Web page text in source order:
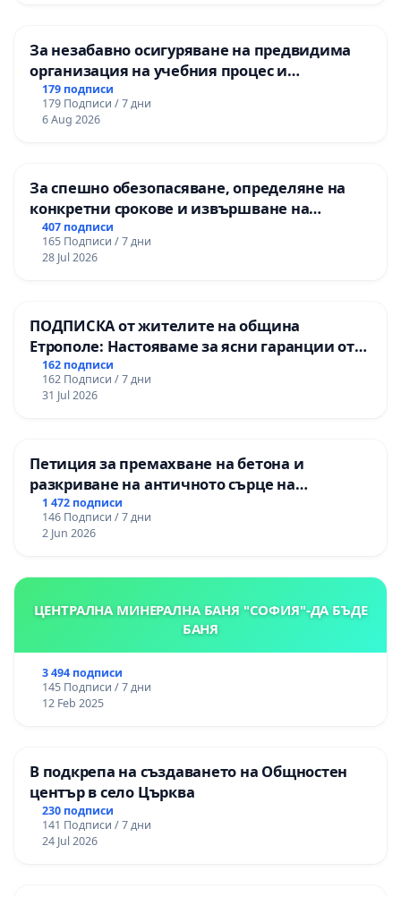
За незабавно осигуряване на предвидима
организация на учебния процес и
гарантиране на правото на равнопоставено
и качествено образование на учениците от
ОУ „Княз Александър I“ и Хуманитарна
179 подписи
179 Подписи / 7 дни
6 Aug 2026
За спешно обезопасяване, определяне на
конкретни срокове и извършване на
цялостна рехабилитация на
републиканския път между пътен възел АМ
„Тракия“ - гр. Ихтиман - с. Мирово - к.к.
407 подписи
165 Подписи / 7 дни
28 Jul 2026
ПОДПИСКА от жителите на община
Етрополе: Настояваме за ясни гаранции от
“Елаците-МЕД” АД и от държавата, че ще се
изпълнят всички екологични норми!
162 подписи
162 Подписи / 7 дни
31 Jul 2026
Петиция за премахване на бетона и
разкриване на античното сърце на
Могиланската могила във Враца
1 472 подписи
146 Подписи / 7 дни
2 Jun 2026
ЦЕНТРАЛНА МИНЕРАЛНА БАНЯ "СОФИЯ"-ДА БЪДЕ
БАНЯ
3 494 подписи
145 Подписи / 7 дни
12 Feb 2025
В подкрепа на създаването на Общностен
център в село Църква
230 подписи
141 Подписи / 7 дни
24 Jul 2026